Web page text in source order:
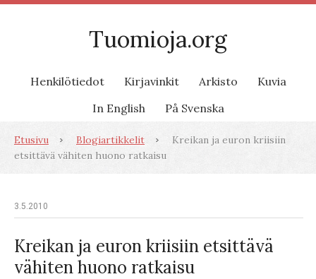
Tuomioja.org
Henkilötiedot Kirjavinkit Arkisto
Kuvia
In English
På Svenska
Etusivu Blogiartikkelit
Kreikan ja euron kriisiin
etsittävä vähiten huono ratkaisu
3.5.2010
Kreikan ja euron kriisiin etsittävä
vähiten huono ratkaisu